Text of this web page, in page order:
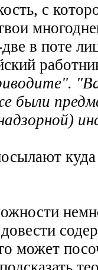
с
в поте
были
может